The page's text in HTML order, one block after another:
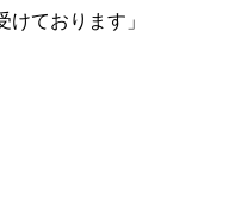
ております」